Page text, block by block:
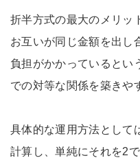
折半方式の最大のメリッ
お互いが同じ金額を出し
負担がかかっているとい
での対等な関係を築きや
具体的な運用方法として
計算し、単純にそれを2